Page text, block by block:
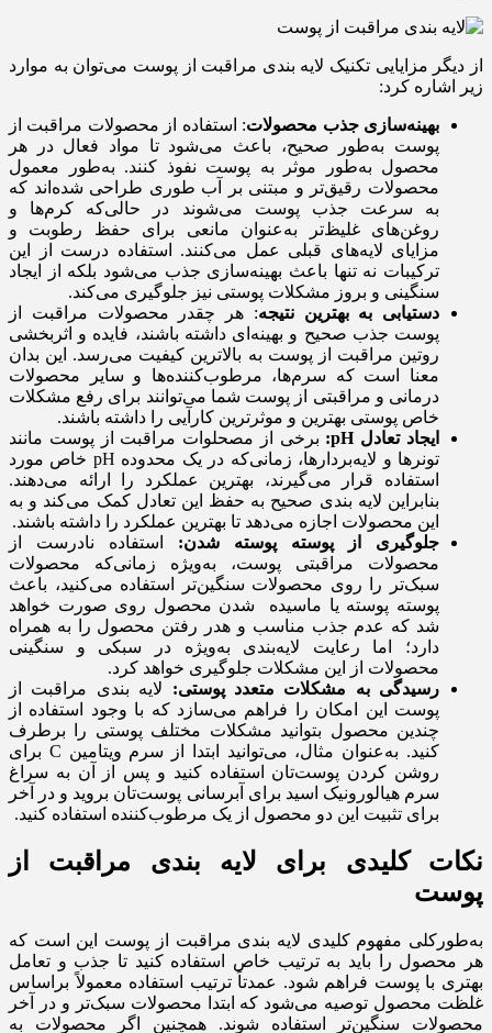
از دیگر مزایایی تکنیک لایه بندی مراقبت از پوست می‌توان به موارد
زیر اشاره کرد:
بهینه‌سازی جذب محصولات: استفاده از محصولات مراقبت از
پوست به‌طور صحیح، باعث می‌شود تا مواد فعال در هر
محصول به‌طور موثر به پوست نفوذ کنند. به‌طور معمول
محصولات رقیق‌تر و مبتنی بر آب طوری طراحی شده‌اند که
به سرعت جذب پوست می‌شوند در حالی‌که کرم‌ها و
روغن‌های غلیظ‌تر به‌عنوان مانعی برای حفظ رطوبت و
مزایای لایه‌های قبلی عمل می‌کنند. استفاده درست از این
ترکیبات نه تنها باعث بهینه‌سازی جذب می‌شود بلکه از ایجاد
سنگینی و بروز مشکلات پوستی نیز جلوگیری می‌کند.
دستیابی به بهترین نتیجه: هر چقدر محصولات مراقبت از
پوست جذب صحیح و بهینه‌ای داشته باشند، فایده و اثربخشی
روتین مراقبت از پوست به بالاترین کیفیت می‌رسد. این بدان
معنا است که سرم‌ها، مرطوب‌کننده‌ها و سایر محصولات
درمانی و مراقبتی از پوست شما می‌توانند برای رفع مشکلات
خاص پوستی بهترین و موثرترین کارآیی را داشته باشند.
ایجاد تعادلpH
: برخی از مصحلوات مراقبت از پوست مانند
تونرها و لایه‌بردارها، زمانی‌که در یک محدوده pH خاص مورد
استفاده قرار می‌گیرند، بهترین عملکرد را ارائه می‌دهند.
بنابراین لایه بندی صحیح به حفظ این تعادل کمک می‌کند و به
این محصولات اجازه می‌دهد تا بهترین عملکرد را داشته باشند.
جلوگیری از پوسته پوسته شدن: استفاده نادرست از
محصولات مراقبتی پوست، به‌ویژه زمانی‌که محصولات
سبک‌تر را روی محصولات سنگین‌تر استفاده می‌کنید، باعث
پوسته پوسته یا ماسیده شدن محصول روی صورت خواهد
شد که عدم جذب مناسب و هدر رفتن محصول را به همراه
دارد؛ اما رعایت لایه‌بندی به‌ویژه در سبکی و سنگینی
محصولات از این مشکلات جلوگیری خواهد کرد.
رسیدگی به مشکلات متعدد پوستی: لایه بندی مراقبت از
پوست این امکان را فراهم می‌سازد که با وجود استفاده از
چندین محصول بتوانید مشکلات مختلف پوستی را برطرف
کنید. به‌عنوان مثال، می‌توانید ابتدا از سرم ویتامین C برای
روشن کردن پوست‌تان استفاده کنید و پس از آن به سراغ
سرم هیالورونیک اسید برای آبرسانی پوست‌تان بروید و در آخر
برای تثبیت این دو محصول از یک مرطوب‌کننده استفاده کنید.
نکات کلیدی برای لایه ‌بندی مراقبت از
پوست
به‌طورکلی مفهوم کلیدی لایه بندی مراقبت از پوست این است که
هر محصول را باید به ترتیب خاص استفاده کنید تا جذب و تعامل
بهتری با پوست فراهم شود. عمدتاً ترتیب استفاده معمولاً براساس
غلظت محصول توصیه می‌شود که ابتدا محصولات سبک‌تر و در آخر
محصولات سنگین‌تر استفاده شوند. همچنین اگر محصولات به